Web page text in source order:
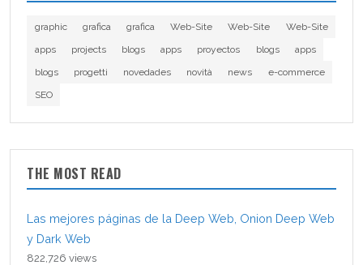
graphic grafica grafica Web-Site Web-Site
Web-Site
apps
projects blogs apps proyectos blogs
apps
blogs
progetti novedades novità news
e-commerce
SEO
THE MOST READ
Las mejores páginas de la Deep Web, Onion Deep Web
y Dark Web
822,726 views